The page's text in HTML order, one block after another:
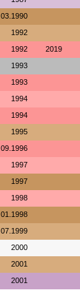
03.1990
1992
1992 2019
1993
1993
1994
1994
1995
09.1996
1997
1997
1998
01.1998
07.1999
2000
2001
2001